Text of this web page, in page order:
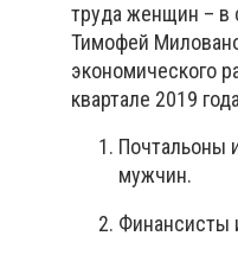
труда женщин – в
Тимофей
экономического
квартале 2019
Почтальоны
мужчин.
Финансисты